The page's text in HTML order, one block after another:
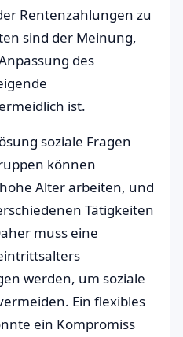
Rentenzahlungen zu
sind der Meinung,
des
ist.
soziale Fragen
können
Alter arbeiten, und
Tätigkeiten
muss eine
werden, um soziale
Ein flexibles
ein Kompromiss